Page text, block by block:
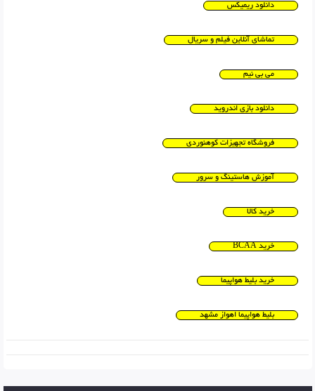
دانلود ریمیکس
تماشای آنلاین فیلم و سریال
می بی نیم
دانلود بازی اندروید
فروشگاه تجهیزات کوهنوردی
آموزش هاستینگ و سرور
خرید کالا
خرید BCAA
خرید بلیط هواپیما
بلیط هواپیما اهواز مشهد